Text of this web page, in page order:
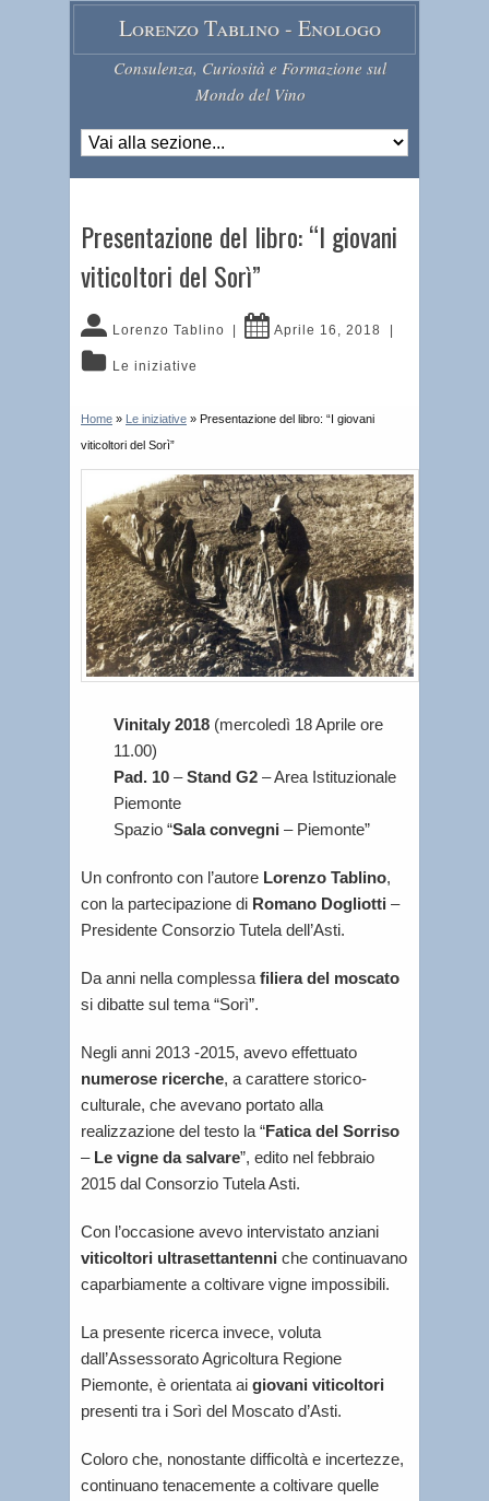
Lorenzo Tablino - Enologo
Consulenza, Curiosità e Formazione sul
Mondo del Vino
Presentazione del libro: “I giovani
viticoltori del Sorì”
Lorenzo Tablino Aprile 16, 2018
Le iniziative
Home » Le iniziative » Presentazione del libro: “I giovani
viticoltori del Sorì”
Vinitaly 2018 (mercoledì 18 Aprile ore
11.00)
Pad. 10 –Stand G2 – Area Istituzionale
Piemonte
Spazio “Sala convegni – Piemonte”
Un confronto con l’autore Lorenzo Tablino,
con la partecipazione di Romano Dogliotti –
Presidente Consorzio Tutela dell’Asti.
Da anni nella complessa filiera del moscato
si dibatte sul tema “Sorì”.
Negli anni 2013 -2015, avevo effettuato
numerose ricerche, a carattere storico-
culturale, che avevano portato alla
realizzazione del testo la “Fatica del Sorriso
– Le vigne da salvare”, edito nel febbraio
2015 dal Consorzio Tutela Asti.
Con l’occasione avevo intervistato anziani
viticoltori ultrasettantenni che continuavano
caparbiamente a coltivare vigne impossibili.
La presente ricerca invece, voluta
dall’Assessorato Agricoltura Regione
Piemonte, è orientata ai giovani viticoltori
presenti tra i Sorì del Moscato d’Asti.
Coloro che, nonostante difficoltà e incertezze,
continuano tenacemente a coltivare quelle